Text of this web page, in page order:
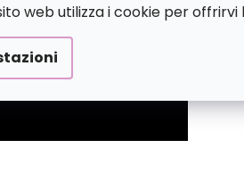
web utilizza i cookie per offrirvi